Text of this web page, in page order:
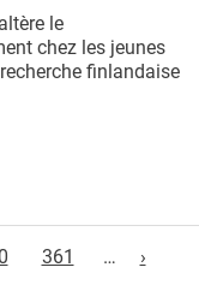
le
chez les jeunes
finlandaise
361 … ›